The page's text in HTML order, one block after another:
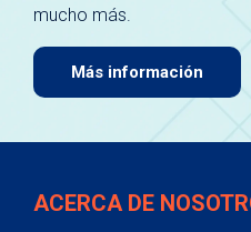
mucho más.
Más información
ACERCA DE